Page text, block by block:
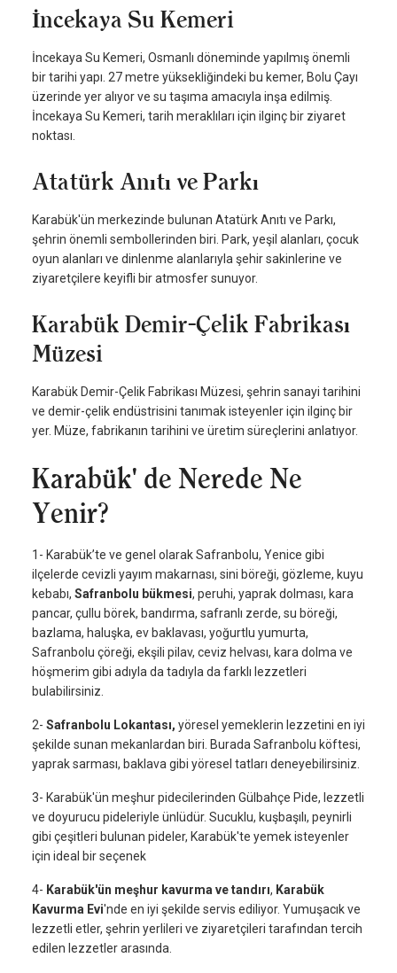
İncekaya Su Kemeri
İncekaya Su Kemeri, Osmanlı döneminde yapılmış önemli
bir tarihi yapı. 27 metre yüksekliğindeki bu kemer, Bolu Çayı
üzerinde yer alıyor ve su taşıma amacıyla inşa edilmiş.
İncekaya Su Kemeri, tarih meraklıları için ilginç bir ziyaret
noktası.
Atatürk Anıtı ve Parkı
Karabük'ün merkezinde bulunan Atatürk Anıtı ve Parkı,
şehrin önemli sembollerinden biri. Park, yeşil alanları, çocuk
oyun alanları ve dinlenme alanlarıyla şehir sakinlerine ve
ziyaretçilere keyifli bir atmosfer sunuyor.
Karabük Demir-Çelik Fabrikası
Müzesi
Karabük Demir-Çelik Fabrikası Müzesi, şehrin sanayi tarihini
ve demir-çelik endüstrisini tanımak isteyenler için ilginç bir
yer. Müze, fabrikanın tarihini ve üretim süreçlerini anlatıyor.
Karabük' de Nerede Ne
Yenir?
1- Karabük’te ve genel olarak Safranbolu, Yenice gibi
ilçelerde cevizli yayım makarnası, sini böreği, gözleme, kuyu
kebabı, Safranbolu bükmesi, peruhi, yaprak dolması, kara
pancar, çullu börek, bandırma, safranlı zerde, su böreği,
bazlama, haluşka, ev baklavası, yoğurtlu yumurta,
Safranbolu çöreği, ekşili pilav, ceviz helvası, kara dolma ve
höşmerim gibi adıyla da tadıyla da farklı lezzetleri
bulabilirsiniz.
2- Safranbolu Lokantası, yöresel yemeklerin lezzetini en iyi
şekilde sunan mekanlardan biri. Burada Safranbolu köftesi,
yaprak sarması, baklava gibi yöresel tatları deneyebilirsiniz.
3- Karabük'ün meşhur pidecilerinden Gülbahçe Pide, lezzetli
ve doyurucu pideleriyle ünlüdür. Sucuklu, kuşbaşılı, peynirli
gibi çeşitleri bulunan pideler, Karabük'te yemek isteyenler
için ideal bir seçenek
4- Karabük'ün meşhur kavurma ve tandırı, Karabük
Kavurma Evi'nde en iyi şekilde servis ediliyor. Yumuşacık ve
lezzetli etler, şehrin yerlileri ve ziyaretçileri tarafından tercih
edilen lezzetler arasında.